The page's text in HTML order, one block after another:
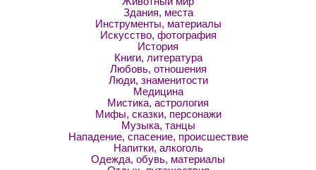
Здания, места
Инструменты, материалы
Искусство, фотография
История
Книги, литература
Любовь, отношения
Люди, знаменитости
Медицина
Мистика, астрология
Мифы, сказки, персонажи
Музыка, танцы
Нападение, спасение, происшествие
Напитки, алкоголь
Одежда, обувь, материалы